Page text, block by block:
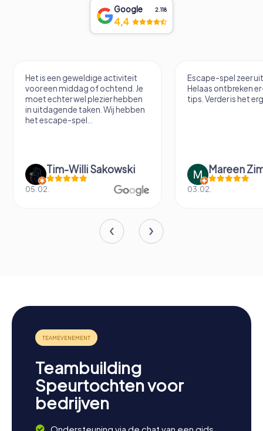
Google 2.118
4,4
Escape-spel zeer uitdagend.
Helaas ontbreken er een paar
tips. Verder is het erg leuk.
Mareen Zimmermann
03.02.
Hele coole VR
Fabian
14.06.
Teambuilding
Speurtochten voor
bedrijven